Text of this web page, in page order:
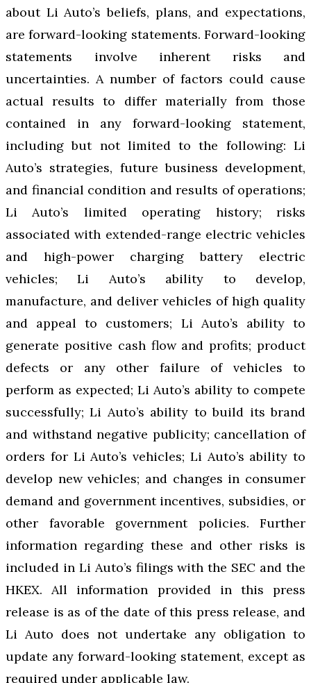
about Li Auto’s beliefs, plans, and expectations,
are forward-looking statements. Forward-looking
statements involve inherent risks and
uncertainties. A number of factors could cause
actual results to differ materially from those
contained in any forward-looking statement,
including but not limited to the following: Li
Auto’s strategies, future business development,
and financial condition and results of operations;
Li Auto’s limited operating history; risks
associated with extended-range electric vehicles
and high-power charging battery electric
vehicles; Li Auto’s ability to develop,
manufacture, and deliver vehicles of high quality
and appeal to customers; Li Auto’s ability to
generate positive cash flow and profits; product
defects or any other failure of vehicles to
perform as expected; Li Auto’s ability to compete
successfully; Li Auto’s ability to build its brand
and withstand negative publicity; cancellation of
orders for Li Auto’s vehicles; Li Auto’s ability to
develop new vehicles; and changes in consumer
demand and government incentives, subsidies, or
other favorable government policies. Further
information regarding these and other risks is
included in Li Auto’s filings with the SEC and the
HKEX. All information provided in this press
release is as of the date of this press release, and
Li Auto does not undertake any obligation to
update any forward-looking statement, except as
required under applicable law.